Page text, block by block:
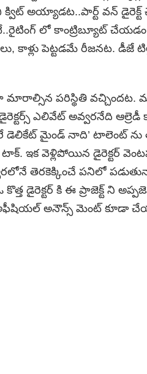
క్విట్ అయ్యాడట..పార్ట్ వన్
లో కాంట్రిబ్యూట్
కాళ్లు పెట్టడమే రీజనట.
మారాల్సిన పరిస్థితి వచ్చిందట.
ఎలివేట్ అవ్వరనేది ఆల్రెడీ
డెలికేట్ మైండ్ నాది’ టాలెంట్ ను
ఇక వెళ్లిపోయిన డైరెక్టర్
తెరకెక్కించే పనిలో
డైరెక్టర్ కి ఈ ప్రాజెక్ట్ ని
అఫీషియల్ అనౌన్స్ మెంట్ కూడా